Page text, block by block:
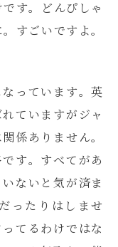
す。どんぴしゃ
。すごいですよ。
っています。英
ていますがジャ
係ありません。
す。すべてがあ
ないと気が済ま
ったりはしませ
てるわけではな